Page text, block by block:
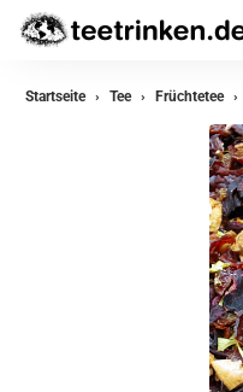
zurück
Startseite Tee Früchtetee